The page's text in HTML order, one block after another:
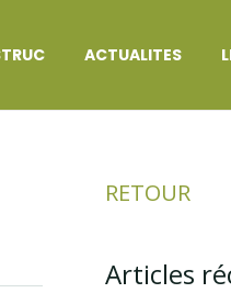
ACTUALITES
RETOUR
Articles